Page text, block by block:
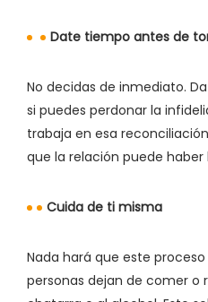
Date tiempo antes de
No decidas de inmediato.
si puedes perdonar la
trabaja en esa
que la relación puede haber
Cuida de ti misma
Nada hará que este
personas dejan de comer o